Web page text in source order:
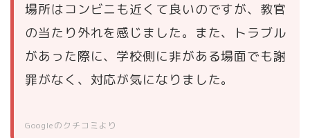
場所はコンビニも近くて良いのですが、教官
の当たり外れを感じました。また、トラブル
があった際に、学校側に非がある場面でも謝
罪がなく、対応が気になりました。
Googleのクチコミより